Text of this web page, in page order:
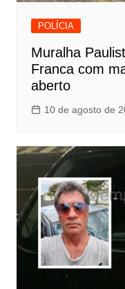
POLÍCIA
Muralha
Franca com
aberto
10 de agosto de